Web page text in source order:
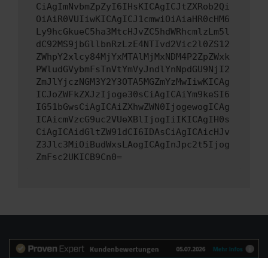
CiAgImNvbmZpZyI6IHsKICAgICJtZXRob2Qi
OiAiR0VUIiwKICAgICJ1cmwiOiAiaHR0cHM6
Ly9hcGkueC5ha3MtcHJvZC5hdWRhcmlzLm5l
dC92MS9jbGllbnRzLzE4NTIvd2Vic2l0ZS12
ZWhpY2xlcy84MjYxMTAlMjMxNDM4P2ZpZWxk
PWludGVybmFsTnVtYmVyJndlYnNpdGU9NjI2
ZmJlYjczNGM3Y2Y3OTA5MGZmYzMwIiwKICAg
ICJoZWFkZXJzIjoge30sCiAgICAiYm9keSI6
IG51bGwsCiAgICAiZXhwZWN0IjogewogICAg
ICAicmVzcG9uc2VUeXBlIjogIiIKICAgIH0s
CiAgICAidGltZW91dCI6IDAsCiAgICAicHJv
Z3Jlc3MiOiBudWxsLAogICAgInJpc2t5Ijog
ZmFsc2UKICB9Cn0=